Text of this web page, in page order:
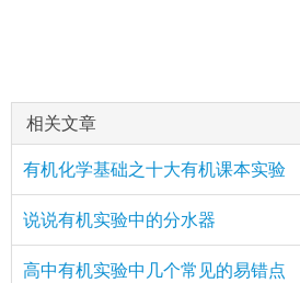
相关文章
有机化学基础之十大有机课本实验
说说有机实验中的分水器
高中有机实验中几个常见的易错点